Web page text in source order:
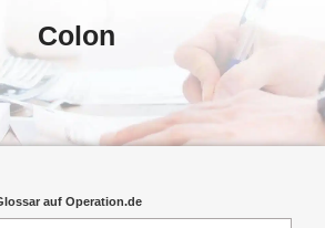
Colon
auf Operation.de